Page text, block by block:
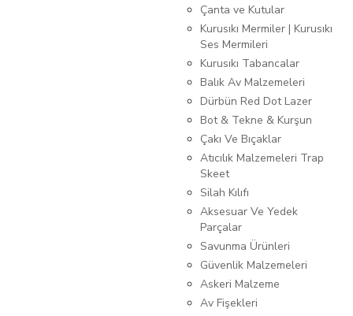
Çanta ve Kutular
Kurusıkı Mermiler | Kurusıkı
Ses Mermileri
Kurusıkı Tabancalar
Balık Av Malzemeleri
Dürbün Red Dot Lazer
Bot & Tekne & Kurşun
Çakı Ve Bıçaklar
Atıcılık Malzemeleri Trap
Skeet
Silah Kılıfı
Aksesuar Ve Yedek
Parçalar
Savunma Ürünleri
Güvenlik Malzemeleri
Askeri Malzeme
Av Fişekleri